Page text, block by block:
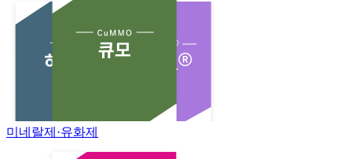
미네랄제·유화제